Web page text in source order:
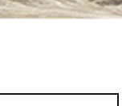
4 Bước Quan Trọng
Trong Quy Trình
tượng khá thông dụng